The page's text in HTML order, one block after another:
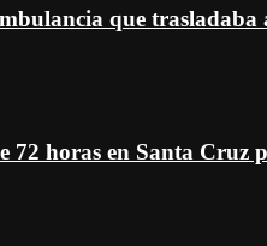
que
72 horas en Santa Cruz